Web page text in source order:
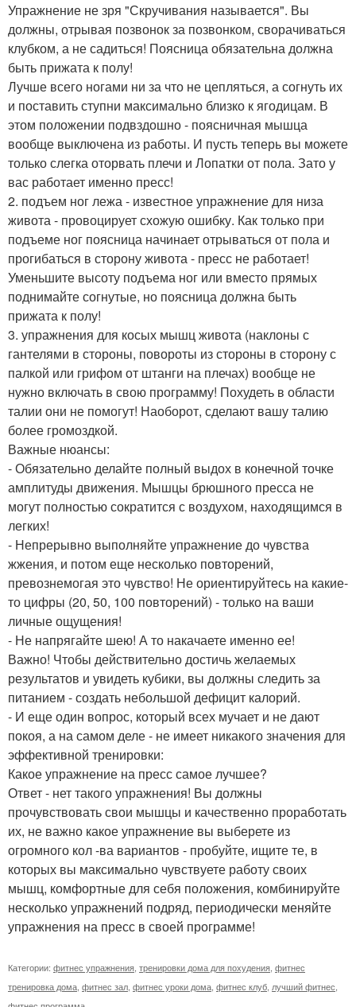
Упражнение не зря "Скручивания называется". Вы
должны, отрывая позвонок за позвонком, сворачиваться
клубком, а не садиться! Поясница обязательна должна
быть прижата к полу!
Лучше всего ногами ни за что не цепляться, а согнуть их
и поставить ступни максимально близко к ягодицам. В
этом положении подвздошно - поясничная мышца
вообще выключена из работы. И пусть теперь вы можете
только слегка оторвать плечи и Лопатки от пола. Зато у
вас работает именно пресс!
2. подъем ног лежа - известное упражнение для низа
живота - провоцирует схожую ошибку. Как только при
подъеме ног поясница начинает отрываться от пола и
прогибаться в сторону живота - пресс не работает!
Уменьшите высоту подъема ног или вместо прямых
поднимайте согнутые, но поясница должна быть
прижата к полу!
3. упражнения для косых мышц живота (наклоны с
гантелями в стороны, повороты из стороны в сторону с
палкой или грифом от штанги на плечах) вообще не
нужно включать в свою программу! Похудеть в области
талии они не помогут! Наоборот, сделают вашу талию
более громоздкой.
Важные нюансы:
- Обязательно делайте полный выдох в конечной точке
амплитуды движения. Мышцы брюшного пресса не
могут полностью сократится с воздухом, находящимся в
легких!
- Непрерывно выполняйте упражнение до чувства
жжения, и потом еще несколько повторений,
превознемогая это чувство! Не ориентируйтесь на какие-
то цифры (20, 50, 100 повторений) - только на ваши
личные ощущения!
- Не напрягайте шею! А то накачаете именно ее!
Важно! Чтобы действительно достичь желаемых
результатов и увидеть кубики, вы должны следить за
питанием - создать небольшой дефицит калорий.
- И еще один вопрос, который всех мучает и не дают
покоя, а на самом деле - не имеет никакого значения для
эффективной тренировки:
Какое упражнение на пресс самое лучшее?
Ответ - нет такого упражнения! Вы должны
прочувствовать свои мышцы и качественно проработать
их, не важно какое упражнение вы выберете из
огромного кол -ва вариантов - пробуйте, ищите те, в
которых вы максимально чувствуете работу своих
мышц, комфортные для себя положения, комбинируйте
несколько упражнений подряд, периодически меняйте
упражнения на пресс в своей программе!
Категории: фитнес упражнения, тренировки дома для похудения, фитнес
тренировка дома, фитнес зал, фитнес уроки дома, фитнес клуб, лучший фитнес,